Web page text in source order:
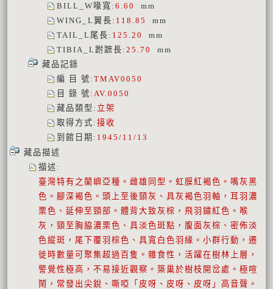
BILL_W喙寬 : 6.60
mm
WING_L翼長 : 118.85
mm
TAIL_L尾長 : 125.20
mm
TIBIA_L跗蹠長 : 25.70
mm
藏品記錄
編 目 號 : TMAV0050
目 錄 號 : AV.0050
藏品類型 : 立架
取得方式 : 接收
到館日期 : 1945/11/13
藏品描述
描述 :
臺灣特有之蘭嶼亞種。雌雄同型。虹膜紅褐色。嘴灰黑
色。腳深褐色。頭上至後頸灰、具灰褐色羽軸，耳羽濃
栗色、延伸至頸部。體背大致灰棕，飛羽鏽紅色。喉
灰，頸至胸脇濃栗色、具淡色斑點，腹面灰棕、密佈淡
色縱斑，尾下覆羽棕色、具寬白色羽緣。小群行動，遷
徙時數量可聚集超過百隻。雜食性，活躍在樹林上層，
警覺性極高，不易接近觀察。築巢於樹枝開岔處。極喧
鬧，常發出尖銳、嘶啞「皮呀、皮呀、皮呀」高音聲。